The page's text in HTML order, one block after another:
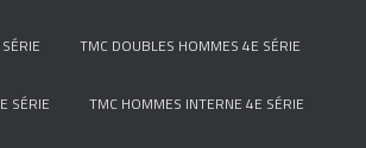
TMC DOUBLES HOMMES 4E SÉRIE
SÉRIE TMC HOMMES INTERNE 4E SÉRIE